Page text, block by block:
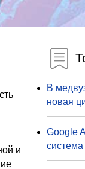
и
В
новая
Google